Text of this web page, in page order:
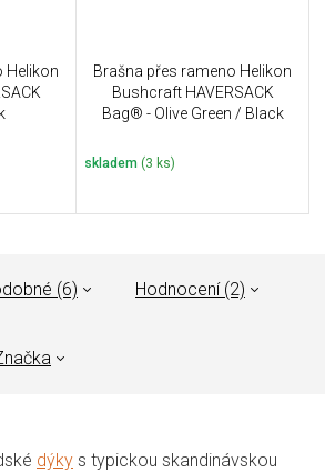
Helikon
Brašna přes rameno Helikon
Bushcraft HAVERSACK
Bag® - Olive Green / Black
skladem (3 ks)
(6) Hodnocení (2)
dýky s typickou skandinávskou